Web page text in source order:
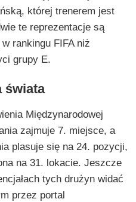
której trenerem jest
te reprezentacje są
rankingu FIFA niż
grupy E.
świata
Międzynarodowej
zajmuje 7. miejsce, a
plasuje się na 24. pozycji,
na 31. lokacie. Jeszcze
tych drużyn widać
przez portal